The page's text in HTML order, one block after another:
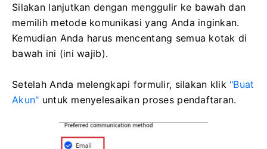
Silakan lanjutkan dengan menggulir ke bawah dan
memilih metode komunikasi yang Anda inginkan.
Kemudian Anda harus mencentang semua kotak di
bawah ini (ini wajib).
Setelah Anda melengkapi formulir, silakan klik "Buat
Akun" untuk menyelesaikan proses pendaftaran.